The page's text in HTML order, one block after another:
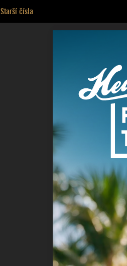
Starší čísla